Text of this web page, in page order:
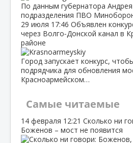
По данным губернатора
подразделения ПВО
29 июля 17:46 Объявлен
через Волго‑Донской канал в
районе
Город запускает конкурс,
подрядчика для обновления
Красноармейском…
Самые читаемые
14 февраля 12:21 Сколько ни
Боженов – мост не появится